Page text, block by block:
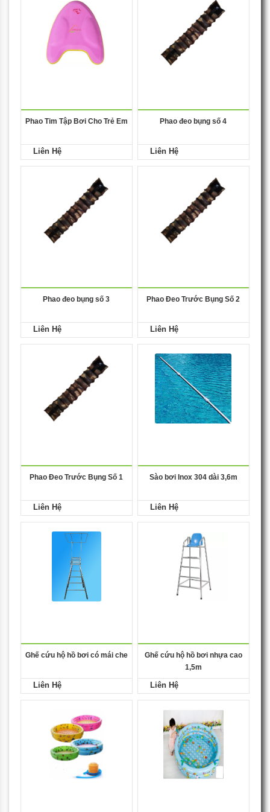
Phao Tim Tập Bơi Cho Trẻ Em
Liên Hệ
Phao đeo bụng số 4
Liên Hệ
Phao đeo bụng số 3
Liên Hệ
Phao Đeo Trước Bụng Số 2
Liên Hệ
Phao Đeo Trước Bụng Số 1
Liên Hệ
Sào bơi Inox 304 dài 3,6m
Liên Hệ
Ghế cứu hộ hồ bơi có mái che
Liên Hệ
Ghế cứu hộ hồ bơi nhựa cao
1,5m
Liên Hệ